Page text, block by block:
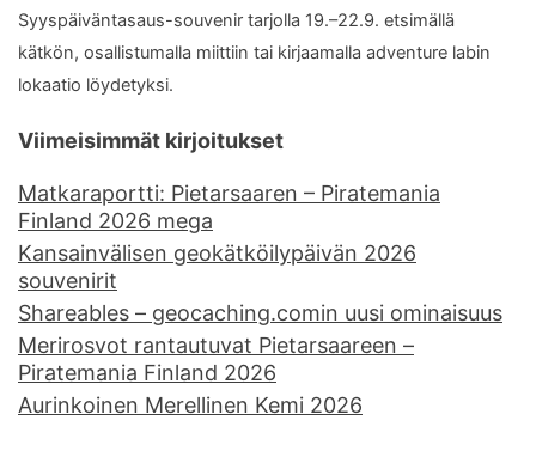
Syyspäiväntasaus-souvenir tarjolla 19.–22.9. etsimällä
kätkön, osallistumalla miittiin tai kirjaamalla adventure labin
lokaatio löydetyksi.
Viimeisimmät kirjoitukset
Matkaraportti: Pietarsaaren – Piratemania
Finland 2026 mega
Kansainvälisen geokätköilypäivän 2026
souvenirit
Shareables – geocaching.comin uusi ominaisuus
Merirosvot rantautuvat Pietarsaareen –
Piratemania Finland 2026
Aurinkoinen Merellinen Kemi 2026